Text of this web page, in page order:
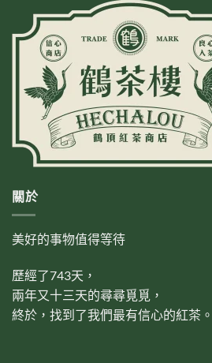
關於
美好的事物值得等待
歷經了743天，
兩年又十三天的尋尋覓覓，
終於，找到了我們最有信心的紅茶。